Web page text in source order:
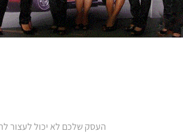
העסק שלכם לא יכול לעצור